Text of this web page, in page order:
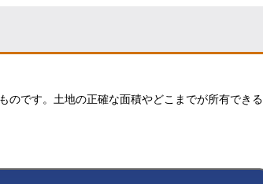
のです。土地の正確な面積やどこまでが所有できる